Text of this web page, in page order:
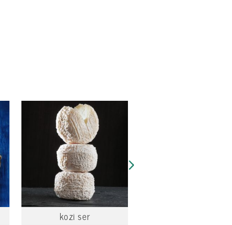
kozi ser